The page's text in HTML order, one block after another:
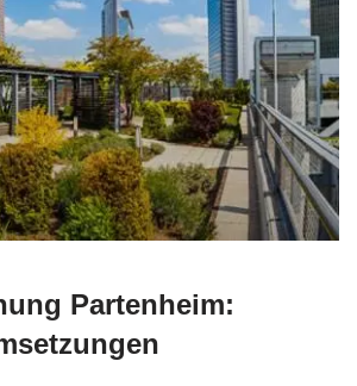
Partenheim: